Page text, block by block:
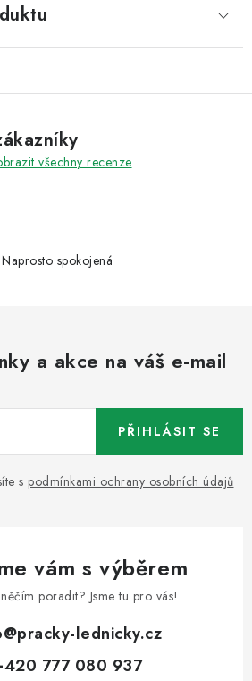
všechny recenze
spokojená
a akce na váš e-mail
s podmínkami ochrany osobních údajů
PŘIHLÁSIT SE
vám s výběrem
poradit? Jsme tu pro vás!
@pracky-lednicky.cz
777 080 937